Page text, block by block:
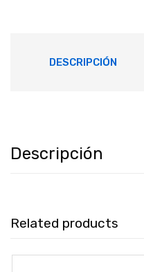
DESCRIPCIÓN
Descripción
Related products